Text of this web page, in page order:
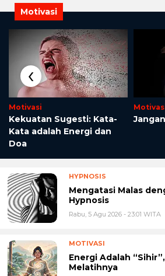
Motivasi
Motivasi
Kekuatan Sugesti: Kata-
Kata adalah Energi dan
Doa
‹
HYPNOSIS
Mengatasi Malas
Hypnosis
Rabu, 5 Agu 2026 - 23:01 WITA
MOTIVASI
Energi Adalah
Melatihnya